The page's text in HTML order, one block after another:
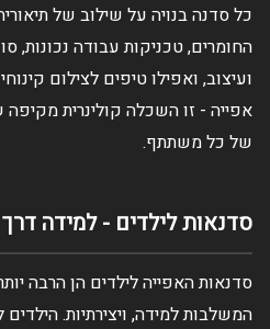
כל סדנה בנויה על שילוב של
החומרים, טכניקות עבודה נכונות,
ועיצוב, ואפילו טיפים לצילום
אפייה - זו השכלה קולינרית
של כל משתתף.
סדנאות לילדים - למידה
סדנאות האפייה לילדים הן הרבה
המשלבות למידה, ויצירתיות. הילדים